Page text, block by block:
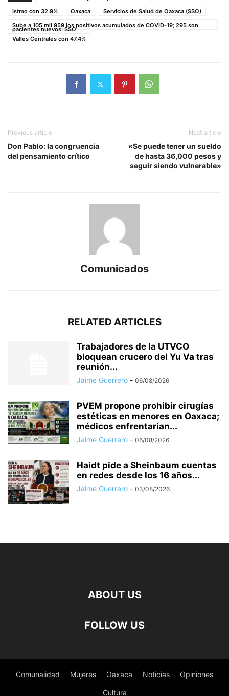
Istmo con 32.9%
Oaxaca
Servicios de Salud de Oaxaca (SSO)
Sube a 105 mil 959 los positivos acumulados de COVID-19; 295 son
pacientes nuevos: SSO
Valles Centrales con 47.4%
Previous article
Don Pablo: la congruencia
del pensamiento crítico
Next article
«Se puede tener un sueldo
de hasta 36,000 pesos y
seguir siendo vulnerable»
Comunicados
RELATED ARTICLES
Trabajadores de la UTVCO
bloquean crucero del Yu Va tras
reunión...
Jaime Guerrero - 06/08/2026
PVEM propone prohibir cirugías
estéticas en menores en Oaxaca;
médicos enfrentarían...
Jaime Guerrero - 06/08/2026
Haidt pide a Sheinbaum cuentas
en redes desde los 16 años...
Jaime Guerrero - 03/08/2026
ABOUT US
FOLLOW US
Comunalidad Mujeres Oaxaca Noticias Opiniones
Cultura